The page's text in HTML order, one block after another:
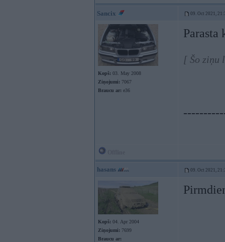
Sancix 09. Oct 2021,
Kopš: 03. May 2008
Ziņojumi: 7067
Braucu ar: e36
Parasta
[ Šo ziņu
hasans 09. Oct 2021,
Kopš: 04. Apr 2004
Ziņojumi: 7699
Braucu ar: